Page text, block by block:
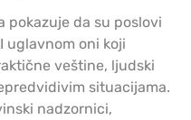
pokazuje da su poslovi
uglavnom oni koji
veštine, ljudski
situacijama.
nadzornici,